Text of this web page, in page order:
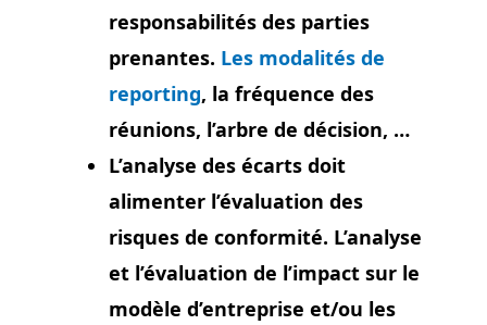
responsabilités des parties
prenantes. Les modalités de
reporting, la fréquence des
réunions, l’arbre de décision, …
L’analyse des écarts doit
alimenter l’évaluation des
risques de conformité. L’analyse
et l’évaluation de l’impact sur le
modèle d’entreprise et/ou les